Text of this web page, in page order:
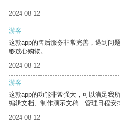
2024-08-12
游客
这款app的售后服务非常完善，遇到问
够放心购物。
2024-08-12
游客
这款app的功能非常强大，可以满足我
编辑文档、制作演示文稿、管理日程安
2024-08-12